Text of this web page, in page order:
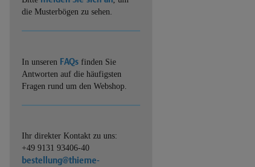
die Musterbögen zu sehen.
In unseren FAQs finden Sie
Antworten auf die häufigsten
Fragen rund um den Webshop.
Ihr direkter Kontakt zu uns:
+49 9131 93406-40
bestellung@thieme-